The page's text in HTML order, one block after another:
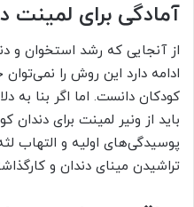
آمادگی برای لمینت
از آنجایی که رشد استخوان و
ادامه دارد این روش را
کودکان دانست. اما اگر بنا به
باید از ونیر لمینت برای دندان
پوسیدگی‌های اولیه و التهاب
تراشیدن مینای دندان و